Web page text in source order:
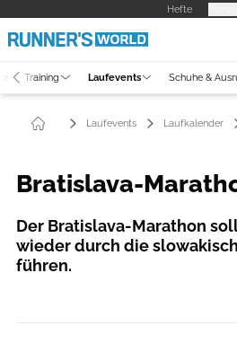
Hefte
Training Laufevents Schuhe &
Laufevents Laufkalender
Bratislava-
Der Bratislava-Marathon
wieder durch die
führen.